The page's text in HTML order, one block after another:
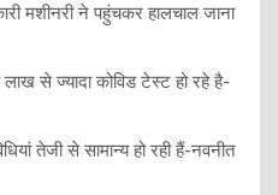
मशीनरी ने पहुंचकर हालचाल जाना
से ज्यादा कोविड टेस्ट हो रहे है-
तेजी से सामान्य हो रही हैं-नवनीत